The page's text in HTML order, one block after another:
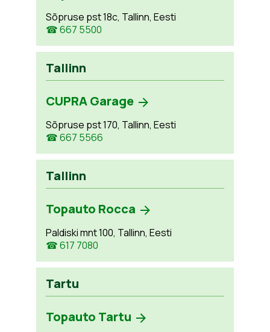
Sõpruse pst 18c, Tallinn, Eesti
☎ 667 5500
Tallinn
CUPRA Garage
Sõpruse pst 170, Tallinn, Eesti
☎ 667 5566
Tallinn
Topauto Rocca
Paldiski mnt 100, Tallinn, Eesti
☎ 617 7080
Tartu
Topauto Tartu